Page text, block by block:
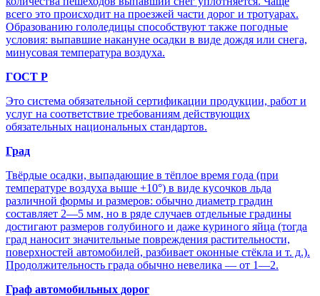
всего это происходит на проезжей части дорог и тротуарах.
Образованию гололедицы способствуют также погодные
условия: выпавшие накануне осадки в виде дождя или снега,
минусовая температура воздуха.
ГОСТ Р
Это система обязательной сертификации продукции, работ и
услуг на соответствие требованиям действующих
обязательных национальных стандартов.
Град
Твёрдые осадки, выпадающие в тёплое время года (при
температуре воздуха выше +10°) в виде кусочков льда
различной формы и размеров: обычно диаметр градин
составляет 2—5 мм, но в ряде случаев отдельные градины
достигают размеров голубиного и даже куриного яйца (тогда
град наносит значительные повреждения растительности,
поверхностей автомобилей, разбивает оконные стёкла и т. д.).
Продолжительность града обычно невелика — от 1—2.
Граф автомобильных дорог